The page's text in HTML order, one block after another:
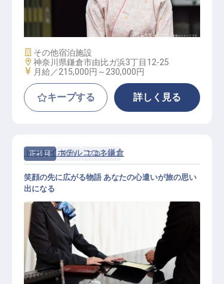
おもてなし係
施設業態
その他宿泊施設
勤務地
神奈川県鎌倉市由比ガ浜3丁目12-25
給与
月給／215,000円～ 230,000円
キープする 詳しく見る
正社員 宿泊 フロント
トーセイホテルココネ鎌倉
笑顔の先に広がる物語 あなたの心遣いが旅の思い
出になる